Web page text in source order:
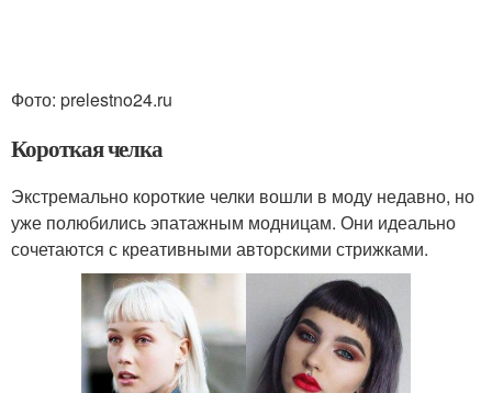
Фото: prelestno24.ru
Короткая челка
Экстремально короткие челки вошли в моду недавно, но
уже полюбились эпатажным модницам. Они идеально
сочетаются с креативными авторскими стрижками.